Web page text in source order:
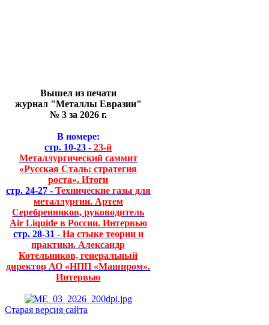
Вышел из печати
журнал "Металлы Евразии"
№ 3 за 2026 г.
В номере:
стр. 10-23 - 23-й
Металлургический саммит
«Русская Сталь: стратегия
роста». Итоги
стр. 24-27 - Технические газы для
металлургии. Артем
Серебренников, руководитель
Air Liquide в России. Интервью
стр. 28-31 - На стыке теории и
практики. Александр
Котельников, генеральный
директор АО «НПП «Машпром».
Интервью
Старая версия сайта